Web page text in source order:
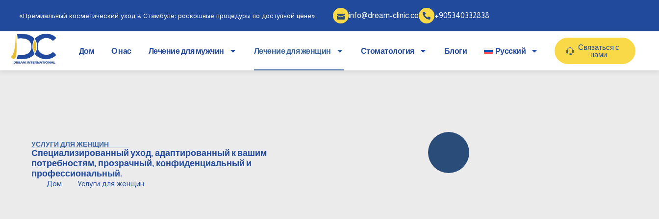
«Премиальный косметический уход в Стамбуле: роскошные процедуры по доступной цене». info@dream-clinic.co +905340332838
Дом О нас Лечение для мужчин Лечение для женщин Стоматология Блоги Русский Связаться с
нами
УСЛУГИ ДЛЯ ЖЕНЩИН
Специализированный уход, адаптированный к вашим
потребностям, прозрачный, конфиденциальный и
профессиональный.
Дом Услуги для женщин